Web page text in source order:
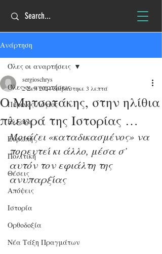
Ανάρτηση
Όλες οι αναρτήσεις
Πύρινος Λόγιος
Ελλάδα
Ευρώπη
Πολιτική
Θέσεις
Απόψεις
Ιστορία
Ορθοδοξία
Νέα Τάξη Πραγμάτων
Όλες οι αναρτήσεις
Ο Μητσοτάκης, στην ηλίθια
πλευρά της Ιστορίας …
sergioschrys
2 Σεπ 2024διαβάστηκε 3 λεπτά
Μοιάζει «καταδικασμένος» να
πορευτεί κι άλλο, μέσα σ’
αυτόν τον εφιάλτη της
ανυπαρξίας